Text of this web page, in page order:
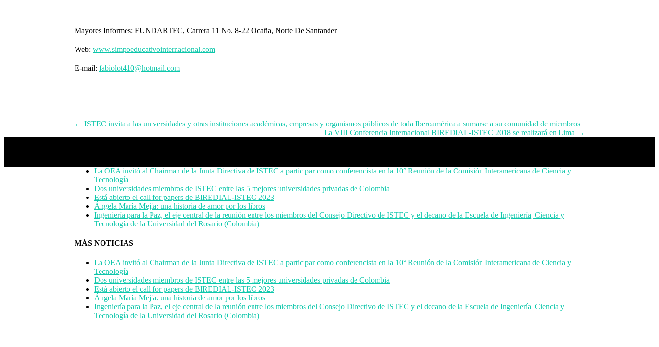
Mayores Informes: FUNDARTEC, Carrera 11 No. 8-22 Ocaña, Norte De Santander
Web: www.simpoeducativointernacional.com
E-mail: fabiolot410@hotmail.com
← ISTEC invita a las universidades y otras instituciones académicas, empresas y organismos públicos de toda Iberoamérica a sumarse a su comunidad de miembros
La VIII Conferencia Internacional BIREDIAL-ISTEC 2018 se realizará en Lima →
La OEA invitó al Chairman de la Junta Directiva de ISTEC a participar como conferencista en la 10° Reunión de la Comisión Interamericana de Ciencia y
Tecnología
Dos universidades miembros de ISTEC entre las 5 mejores universidades privadas de Colombia
Está abierto el call for papers de BIREDIAL-ISTEC 2023
Ángela María Mejía: una historia de amor por los libros
Ingeniería para la Paz, el eje central de la reunión entre los miembros del Consejo Directivo de ISTEC y el decano de la Escuela de Ingeniería, Ciencia y
Tecnología de la Universidad del Rosario (Colombia)
MÁS NOTICIAS
La OEA invitó al Chairman de la Junta Directiva de ISTEC a participar como conferencista en la 10° Reunión de la Comisión Interamericana de Ciencia y
Tecnología
Dos universidades miembros de ISTEC entre las 5 mejores universidades privadas de Colombia
Está abierto el call for papers de BIREDIAL-ISTEC 2023
Ángela María Mejía: una historia de amor por los libros
Ingeniería para la Paz, el eje central de la reunión entre los miembros del Consejo Directivo de ISTEC y el decano de la Escuela de Ingeniería, Ciencia y
Tecnología de la Universidad del Rosario (Colombia)